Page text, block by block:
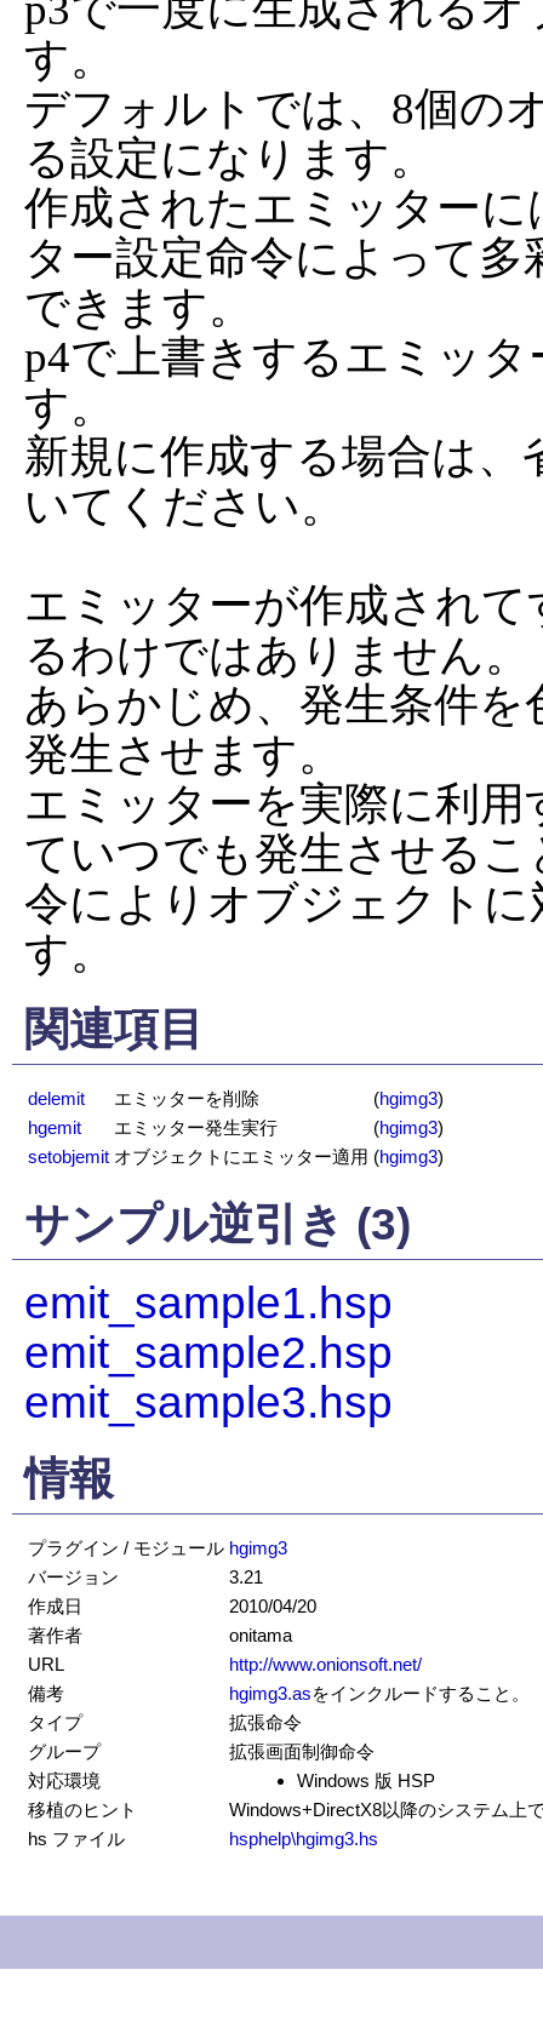
す。
デフォルトでは、8個の
る設定になります。
作成されたエミッター
ター設定命令によって
できます。
p4で上書きするエミッ
す。
新規に作成する場合は
いてください。
エミッターが作成され
るわけではありません。
あらかじめ、発生条件
発生させます。
エミッターを実際に利用
ていつでも発生させる
令によりオブジェクト
す。
関連項目
delemit エミッターを削除 (hgimg3)
hgemit
エミッター発生実行 (hgimg3)
setobjemit オブジェクトにエミッター適用 (hgimg3)
サンプル逆引き (3)
emit_sample1.hsp
emit_sample2.hsp
emit_sample3.hsp
情報
プラグイン / モジュール hgimg3
バージョン
3.21
作成日
2010/04/20
著作者
onitama
URL
http://www.onionsoft.net/
備考
hgimg3.asをインクルードすること。
タイプ
拡張命令
グループ
拡張画面制御命令
対応環境
Windows 版 HSP
移植のヒント
Windows+DirectX8以降のシステム上
hs ファイル
hsphelp\hgimg3.hs